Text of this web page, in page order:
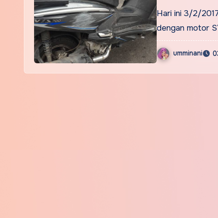
tu !
Hari ini 3/2/
dengan motor
umminani